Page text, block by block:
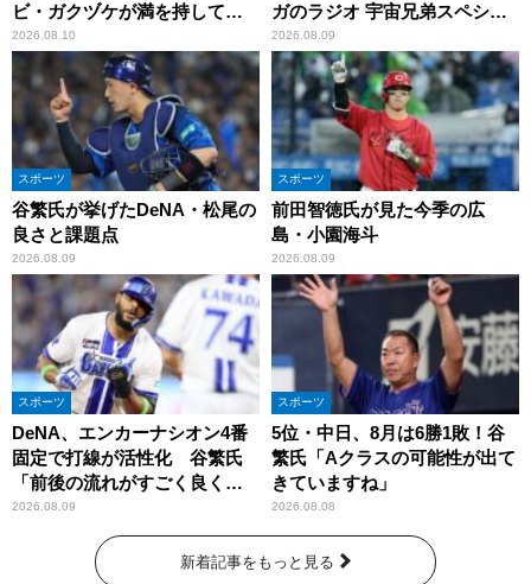
ビ・ガクヅケが満を持して
『オールナイトニッポン
0(ZERO)』に登場！
2026.08.10
ガのラジオ 宇宙兄弟スペシャ
ル 』
2026.08.09
スポーツ
谷繁氏が挙げたDeNA・松尾の
良さと課題点
2026.08.09
スポーツ
前田智徳氏が見た今季の広
島・小園海斗
2026.08.09
スポーツ
DeNA、エンカーナシオン4番
固定で打線が活性化 谷繁氏
「前後の流れがすごく良くな
りましたね」
2026.08.09
スポーツ
5位・中日、8月は6勝1敗！谷
繁氏「Aクラスの可能性が出て
きていますね」
2026.08.08
新着記事をもっと見る